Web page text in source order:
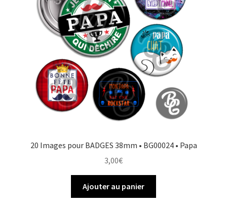
20 Images pour BADGES 38mm • BG00024 • Papa
3,00€
Ajouter au panier